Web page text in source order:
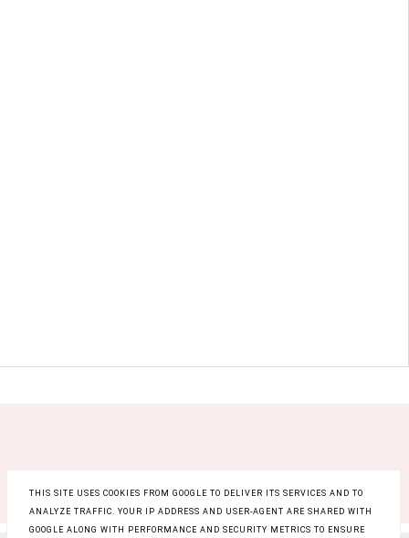
THIS SITE USES COOKIES FROM GOOGLE TO DELIVER ITS SERVICES AND TO
ANALYZE TRAFFIC. YOUR IP ADDRESS AND USER-AGENT ARE SHARED WITH
GOOGLE ALONG WITH PERFORMANCE AND SECURITY METRICS TO ENSURE